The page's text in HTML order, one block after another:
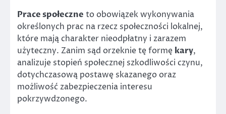
Prace społeczne to obowiązek wykonywania
określonych prac na rzecz społeczności lokalnej,
które mają charakter nieodpłatny i zarazem
użyteczny. Zanim sąd orzeknie tę formę kary,
analizuje stopień społecznej szkodliwości czynu,
dotychczasową postawę skazanego oraz
możliwość zabezpieczenia interesu
pokrzywdzonego.